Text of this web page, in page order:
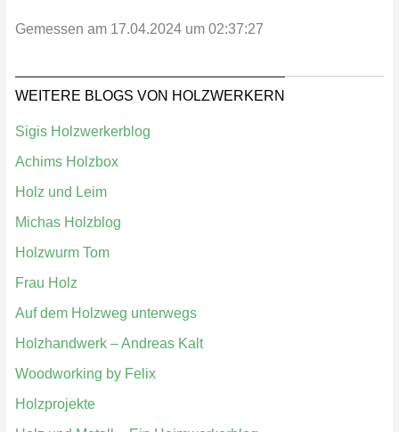
Gemessen am 17.04.2024 um 02:37:27
WEITERE BLOGS VON HOLZWERKERN
Sigis Holzwerkerblog
Achims Holzbox
Holz und Leim
Michas Holzblog
Holzwurm Tom
Frau Holz
Auf dem Holzweg unterwegs
Holzhandwerk – Andreas Kalt
Woodworking by Felix
Holzprojekte